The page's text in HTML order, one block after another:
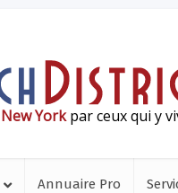
New Yorkpar ceux qui y
Annuaire Pro